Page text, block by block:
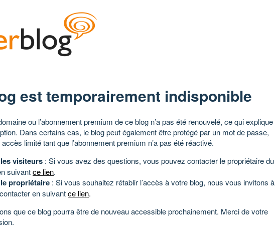
est temporairement indisponible
ou l’abonnement premium de ce blog n’a pas été renouvelé, ce qui explique
Dans certains cas, le blog peut également être protégé par un mot de passe,
limité tant que l’abonnement premium n’a pas été réactivé.
visiteurs : Si vous avez des questions, vous pouvez contacter le propriétaire du
suivantce lien.
propriétaire : Si vous souhaitez rétablir l’accès à votre blog, nous vous invitons à
en suivantce lien.
que ce blog pourra être de nouveau accessible prochainement. Merci de votre